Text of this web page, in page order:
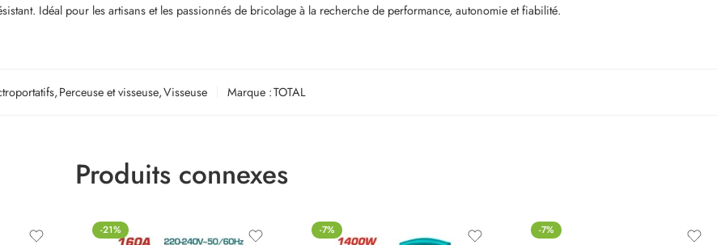
Idéal pour les artisans et les passionnés de bricolage à la recherche de performance, autonomie et fiabilité.
,Perceuse et visseuse,Visseuse Marque :TOTAL
Produits connexes
-21%
-7% -7%